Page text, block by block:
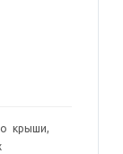
крыши,